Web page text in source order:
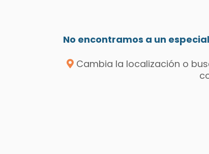
No encontramos a un
Cambia la localización o